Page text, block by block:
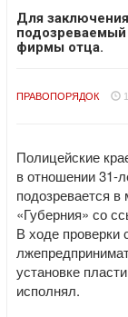
Для
фирмы отца.
ПРАВОПОРЯДОК
Полицейские
в отношении 31-
подозревается
«Губерния» со
В ходе проверки
установке
исполнял.